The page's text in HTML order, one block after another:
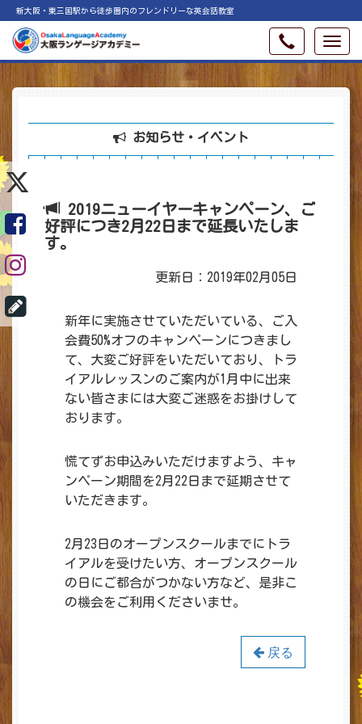
新大阪・東三国駅から徒歩圏内のフレンドリーな英会話教室
お知らせ・イベント
2019ニューイヤーキャンペーン、ご
好評につき2月22日まで延長いたしま
す。
更新日：2019年02月05日
新年に実施させていただいている、ご入
会費50%オフのキャンペーンにつきまし
て、大変ご好評をいただいており、トラ
イアルレッスンのご案内が1月中に出来
ない皆さまには大変ご迷惑をお掛けして
おります。
慌てずお申込みいただけますよう、キャ
ンペーン期間を2月22日まで延期させて
いただきます。
2月23日のオープンスクールまでにトラ
イアルを受けたい方、オープンスクール
の日にご都合がつかない方など、是非こ
の機会をご利用くださいませ。
戻る